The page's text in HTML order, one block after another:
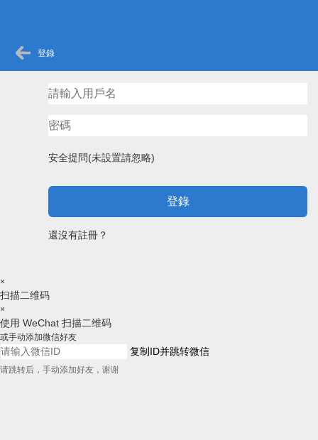
登錄
安全提問(未設置請忽略)
登錄
還沒有註冊？
×
扫描二维码
×
使用 WeChat 扫描二维码
或手动添加微信好友
复制ID并跳转微信
请跳转后，手动添加好友，谢谢